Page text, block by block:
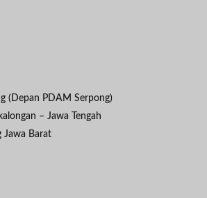
(Depan PDAM Serpong)
– Jawa Tengah
Jawa Barat